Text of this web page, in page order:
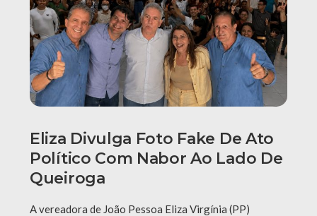
Eliza Divulga Foto Fake De Ato
Político Com Nabor Ao Lado De
Queiroga
A vereadora de João Pessoa Eliza Virgínia (PP)